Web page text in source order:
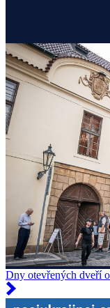
Dny otevřených dveří